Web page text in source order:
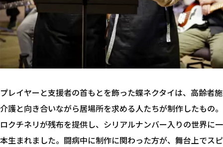
プレイヤーと支援者の首もとを飾った蝶ネクタイは、高齢者
介護と向き合いながら居場所を求める人たちが制作したもの
ロクチネリが残布を提供し、シリアルナンバー入りの世界に
本生まれました。闘病中に制作に関わった方が、舞台上でス